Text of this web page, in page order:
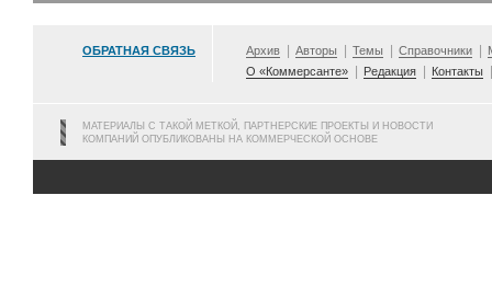
ОБРАТНАЯ СВЯЗЬ Архив Авторы Темы Справочники
О «Коммерсанте»
Редакция Контакты
МАТЕРИАЛЫ С ТАКОЙ МЕТКОЙ, ПАРТНЕРСКИЕ ПРОЕКТЫ И НОВОСТИ
КОМПАНИЙ ОПУБЛИКОВАНЫ НА КОММЕРЧЕСКОЙ ОСНОВЕ